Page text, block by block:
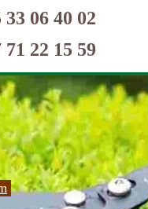
33 06 40 02
71 22 15 59